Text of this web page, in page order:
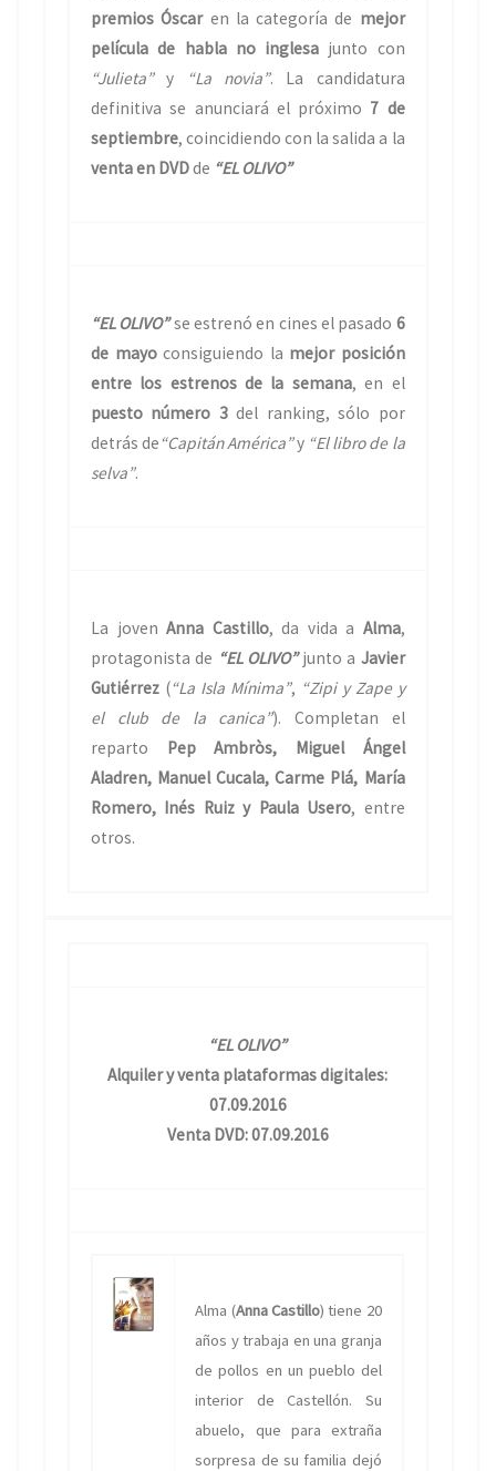
premios Óscaren la categoría de mejor
película de habla no inglesa junto con
“Julieta”y “La novia”. La candidatura
definitiva se anunciará el próximo 7 de
septiembre, coincidiendo con la salida a la
venta en DVDde “EL OLIVO”
“EL OLIVO”se estrenó en cines el pasado 6
de mayoconsiguiendo la mejor posición
entre los estrenos de la semana, en el
puesto número 3del ranking, sólo por
detrás de “Capitán América”y “El libro de la
selva”.
La jovenAnna Castillo, da vida a Alma,
protagonista de “EL OLIVO”junto a Javier
Gutiérrez (“La Isla Mínima”, “Zipi y Zape y
el club de la canica”). Completan el
reparto Pep Ambròs, Miguel Ángel
Aladren, Manuel Cucala, Carme Plá, María
Romero, Inés Ruiz y Paula Usero, entre
otros.
“EL OLIVO”
Alquiler y venta plataformas digitales:
07.09.2016
Venta DVD: 07.09.2016
Alma (Anna Castillo) tiene 20
años y trabaja en una granja
de pollos en un pueblo del
interior de Castellón. Su
abuelo, que para extraña
sorpresa de su familia dejó